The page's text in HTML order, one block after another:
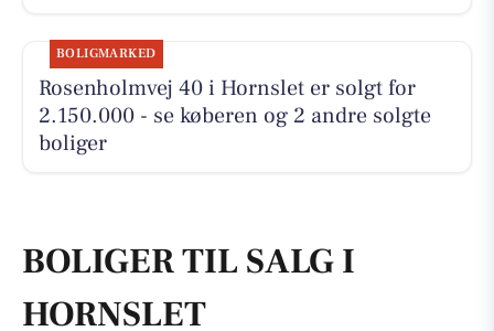
BOLIGMARKED
Rosenholmvej 40 i Hornslet er solgt for
2.150.000 - se køberen og 2 andre solgte
boliger
BOLIGER TIL SALG I
HORNSLET